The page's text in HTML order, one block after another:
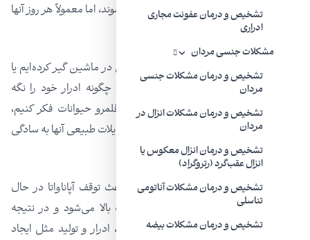
تشخیص و درمان عفونت مجاری
ادراری
مشکلات جنسی مردان
تشخیص و درمان مشکلات جنسی
مردان
تشخیص و درمان مشکلات انزال در
مردان
تشخیص و درمان انزال معکوس یا
انزال عقب‌گرد (رتروگراد)
تشخیص و درمان مشکلات آناتومی
تناسلی
تشخیص و درمان مشکلات بیضه
طبیعی در انسان وجود دارد که نباید سرکوب شوند، اما معمولاً هر روز آنها
را انجام می‌دهیم.
به عنوان مثال، همه ما یاد گرفته‌ایم که وقتی در ماشین گیر کرده‌ایم یا
موقعیت‌هایی که توالت در دسترس نیست، چگونه ادرار خود را نگه
داریم. اگر به زندگی در حیات وحش یا در قلمرو حیوانات فکر ‌کنیم،
می‌بینیم که هرگز چنین سرکوب‌هایی روی تمایلات طبیعی آنها به سادگی
اتفاق نمی‌افتد.
سرکوب ادرار، گاز معده و مدفوع همگی باعث توقف آپاناواتا در حال
حرکت به سمت پایین و در نهایت به سمت بالا می‌شود و در نتیجه
مشکلات زیادی برای سلامت دستگاه گوارش، ادرار و تولید مثل ایجاد